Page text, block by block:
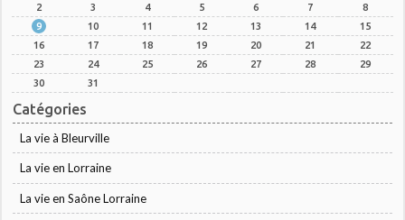
2
3 4 5 6 7
8
9
10 11 12 13 14
15
16
17 18 19 20 21
22
23
24 25 26 27 28
29
30
31
Catégories
La vie à Bleurville
La vie en Lorraine
La vie en Saône Lorraine